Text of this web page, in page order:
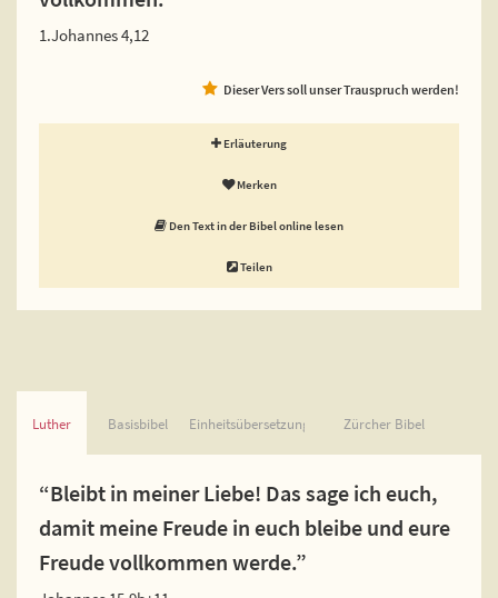
1.Johannes 4,12
Dieser Vers soll unser Trauspruch werden!
Erläuterung
Merken
Den Text in der Bibel online lesen
Teilen
Luther Basisbibel Einheitsübersetzung Zürcher Bibel
“Bleibt in meiner Liebe! Das sage ich euch,
damit meine Freude in euch bleibe und eure
Freude vollkommen werde.”